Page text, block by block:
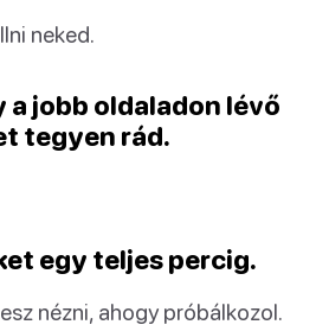
neked.
a jobb oldaladon lévő
tegyen rád.
egy teljes percig.
nézni, ahogy próbálkozol.